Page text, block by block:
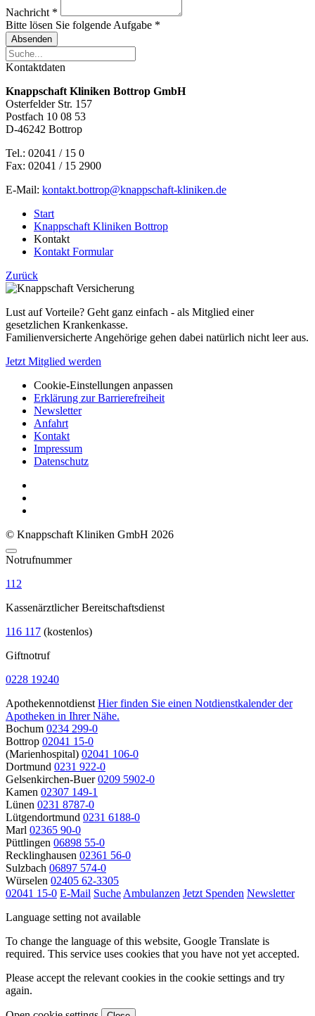
Nachricht *
Bitte lösen Sie folgende Aufgabe *
Kontaktdaten
Knappschaft Kliniken Bottrop GmbH
Osterfelder Str. 157
Postfach 10 08 53
D-46242 Bottrop
Tel.: 02041 / 15 0
Fax: 02041 / 15 2900
E-Mail: kontakt.bottrop@knappschaft-kliniken.de
Start
Knappschaft Kliniken Bottrop
Kontakt
Kontakt Formular
Zurück
Lust auf Vorteile? Geht ganz einfach - als Mitglied einer
gesetzlichen Krankenkasse.
Familienversicherte Angehörige gehen dabei natürlich nicht leer aus.
Jetzt Mitglied werden
Cookie-Einstellungen anpassen
Erklärung zur Barrierefreiheit
Newsletter
Anfahrt
Kontakt
Impressum
Datenschutz
© Knappschaft Kliniken GmbH 2026
Notrufnummer
112
Kassenärztlicher Bereitschaftsdienst
116 117 (kostenlos)
Giftnotruf
0228 19240
Apothekennotdienst Hier finden Sie einen Notdienstkalender der
Apotheken in Ihrer Nähe.
Bochum 0234 299-0
Bottrop 02041 15-0
(Marienhospital) 02041 106-0
Dortmund 0231 922-0
Gelsenkirchen-Buer 0209 5902-0
Kamen 02307 149-1
Lünen 0231 8787-0
Lütgendortmund 0231 6188-0
Marl 02365 90-0
Püttlingen 06898 55-0
Recklinghausen 02361 56-0
Sulzbach 06897 574-0
Würselen 02405 62-3305
02041 15-0 E-Mail Suche Ambulanzen Jetzt Spenden Newsletter
Language setting not available
To change the language of this website, Google Translate is
required. This service uses cookies that you have not yet accepted.
Please accept the relevant cookies in the cookie settings and try
again.